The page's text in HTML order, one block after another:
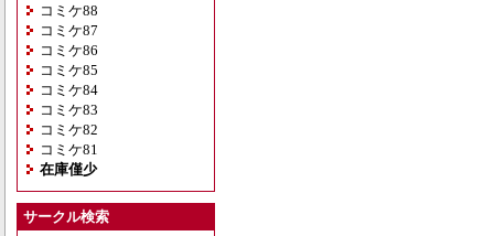
コミケ88
コミケ87
コミケ86
コミケ85
コミケ84
コミケ83
コミケ82
コミケ81
在庫僅少
サークル検索